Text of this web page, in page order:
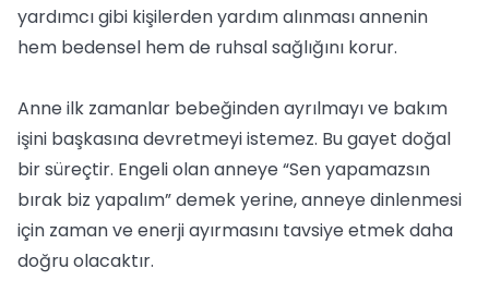
yardımcı gibi kişilerden yardım alınması annenin
hem bedensel hem de ruhsal sağlığını korur.
Anne ilk zamanlar bebeğinden ayrılmayı ve bakım
işini başkasına devretmeyi istemez. Bu gayet doğal
bir süreçtir. Engeli olan anneye “Sen yapamazsın
bırak biz yapalım” demek yerine, anneye dinlenmesi
için zaman ve enerji ayırmasını tavsiye etmek daha
doğru olacaktır.